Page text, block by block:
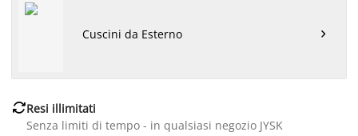
Cuscini da Esterno 
Resi illimitati
Senza limiti di tempo - in qualsiasi negozio JYSK